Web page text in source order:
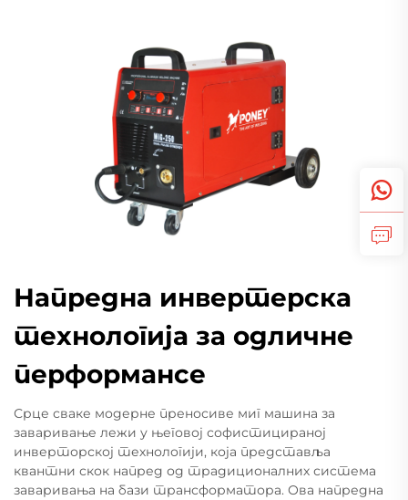
Напредна инвертерска
технологија за одличне
перформансе
Срце сваке модерне преносиве миг машина за
заваривање лежи у његовој софистицираној
инверторској технологији, која представља
квантни скок напред од традиционалних система
заваривања на бази трансформатора. Ова напредна